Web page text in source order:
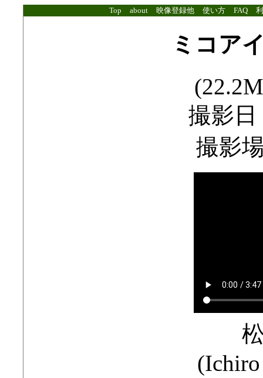
Top about 映像登録他 使い方 FAQ
ミコア
撮影日
撮影